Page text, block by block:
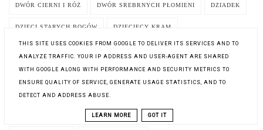
DWÓR CIERNI I RÓŻ DWÓR SREBRNYCH PŁOMIENI DZIADEK
DZIECI STARYCH BOGÓW DZIECIĘCY KRAM
DZIENNIK HIPOPOTAMA DZIENNIK ŚMIERCI
DZIENNIK UTRACONEJ MIŁOŚCI
DZIENNIKI PANDEMICZNE INSTYTUTU LITERATURY
THIS SITE USES COOKIES FROM GOOGLE TO DELIVER ITS SERVICES AND TO
ANALYZE TRAFFIC. YOUR IP ADDRESS AND USER-AGENT ARE SHARED
WITH GOOGLE ALONG WITH PERFORMANCE AND SECURITY METRICS TO
ENSURE QUALITY OF SERVICE, GENERATE USAGE STATISTICS, AND TO
DETECT AND ADDRESS ABUSE.
LEARN MORE GOT IT